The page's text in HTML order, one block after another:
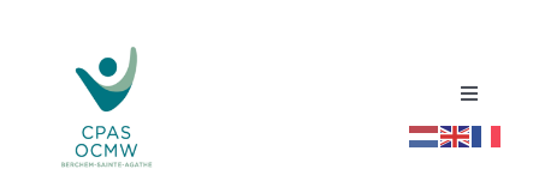
contenu
Toggle
Accueil